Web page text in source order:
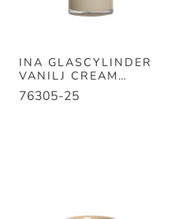
INA GLASCYLINDER
VANILJ CREAM
D10CM H20CM
76305-25